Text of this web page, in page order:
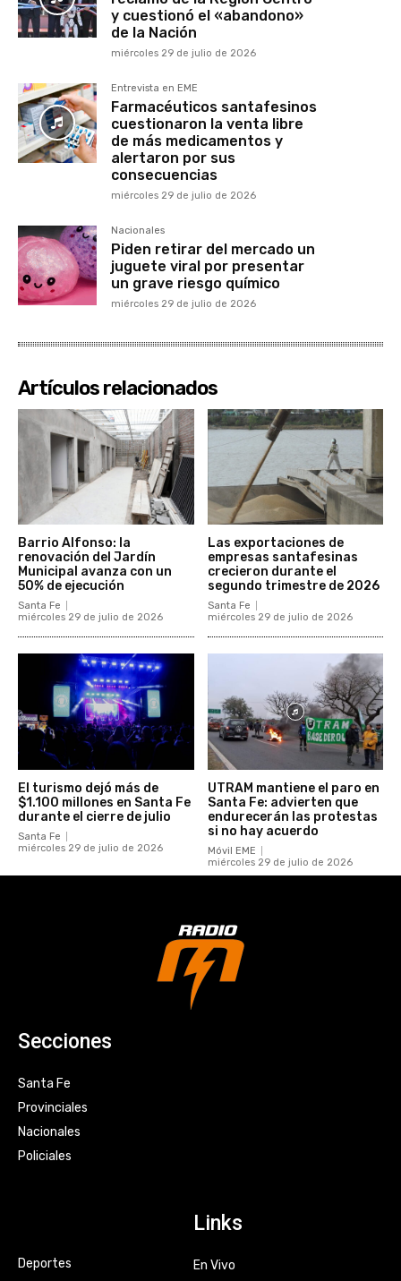
y cuestionó el «abandono»
de la Nación
miércoles 29 de julio de 2026
Entrevista en EME
Farmacéuticos santafesinos
cuestionaron la venta libre
de más medicamentos y
alertaron por sus
consecuencias
miércoles 29 de julio de 2026
Nacionales
Piden retirar del mercado un
juguete viral por presentar
un grave riesgo químico
miércoles 29 de julio de 2026
Artículos relacionados
Barrio Alfonso: la
renovación del Jardín
Municipal avanza con un
50% de ejecución
Santa Fe
miércoles 29 de julio de 2026
Las exportaciones de
empresas santafesinas
crecieron durante el
segundo trimestre de 2026
Santa Fe
miércoles 29 de julio de 2026
El turismo dejó más de
$1.100 millones en Santa Fe
durante el cierre de julio
Santa Fe
miércoles 29 de julio de 2026
UTRAM mantiene el paro en
Santa Fe: advierten que
endurecerán las protestas
si no hay acuerdo
Móvil EME
miércoles 29 de julio de 2026
Secciones
Santa Fe
Provinciales
Nacionales
Policiales
Deportes
Links
En Vivo